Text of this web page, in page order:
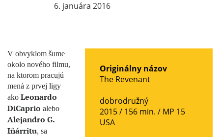
6. januára 2016
Originálny názov
The Revenant
dobrodružný
2015 / 156 min. / MP 15
USA
V obvyklom šume
okolo nového filmu,
na ktorom pracujú
mená z prvej ligy
ako Leonardo
DiCaprio alebo
Alejandro G.
Iñárritu, sa